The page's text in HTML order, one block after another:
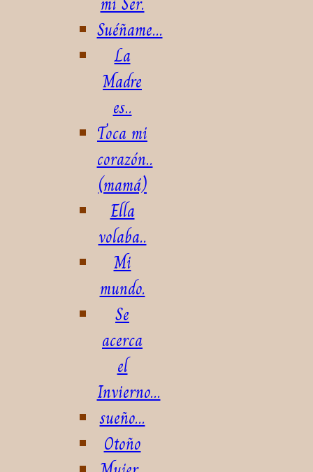
Suéñame...
La
Madre
es..
Toca mi
corazón..
(mamá)
Ella
volaba..
Mi
mundo.
Se
acerca
el
Invierno...
sueño...
Otoño